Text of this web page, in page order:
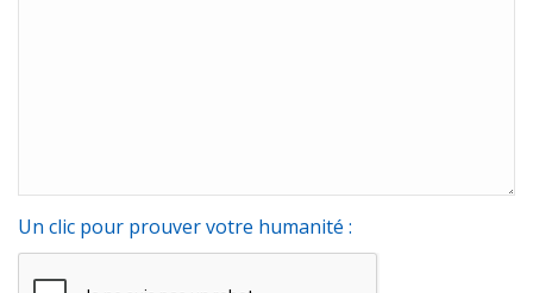
Un clic pour prouver votre humanité :